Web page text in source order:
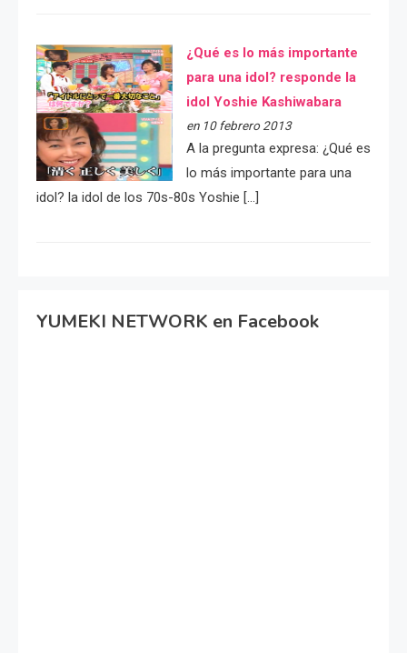
¿Qué es lo más importante
para una idol? responde la
idol Yoshie Kashiwabara
en 10 febrero 2013
A la pregunta expresa: ¿Qué es
lo más importante para una
idol? la idol de los 70s-80s Yoshie […]
YUMEKI NETWORK en Facebook